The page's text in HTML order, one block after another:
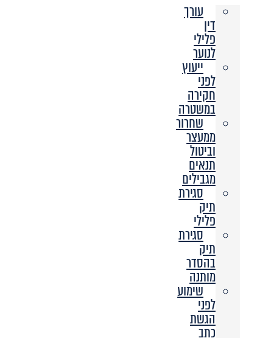
עורך
דין
פלילי
לנוער
ייעוץ
לפני
חקירה
במשטרה
שחרור
ממעצר
וביטול
תנאים
מגבילים
סגירת
תיק
פלילי
סגירת
תיק
בהסדר
מותנה
שימוע
לפני
הגשת
כתב